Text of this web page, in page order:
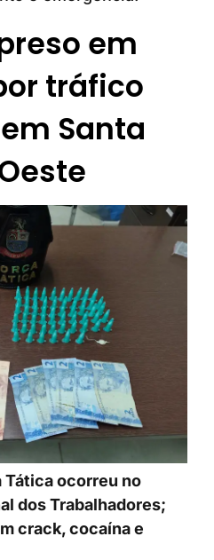
em
tráfico
Santa
Tática ocorreu no
dos Trabalhadores;
crack, cocaína e